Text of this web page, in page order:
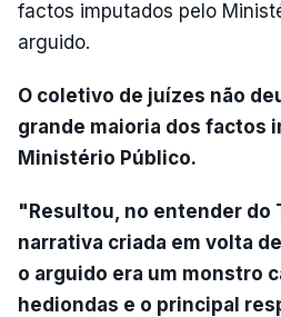
factos imputados pelo
arguido.
O coletivo de juízes não
grande maioria dos factos
Ministério Público.
"Resultou, no entender do
narrativa criada em volta
o arguido era um monstro
hediondas e o principal